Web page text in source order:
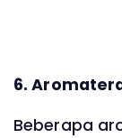
6.
Beberapa